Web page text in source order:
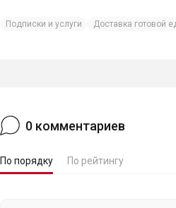
Подписки и услуги Доставка готовой
0 комментариев
По порядку По рейтингу